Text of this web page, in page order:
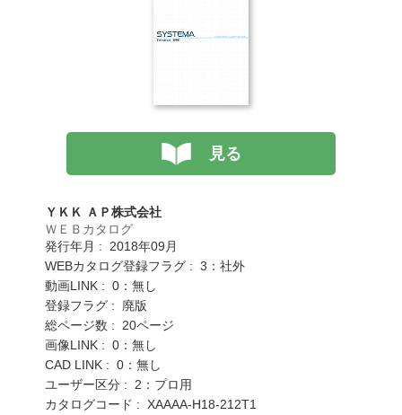
見る
ＹＫＫ ＡＰ株式会社
ＷＥＢカタログ
発行年月 : 2018年09月
WEBカタログ登録フラグ : 3：社外
動画LINK : 0：無し
登録フラグ : 廃版
総ページ数 : 20ページ
画像LINK : 0：無し
CAD LINK : 0：無し
ユーザー区分 : 2：プロ用
カタログコード : XAAAA-H18-212T1